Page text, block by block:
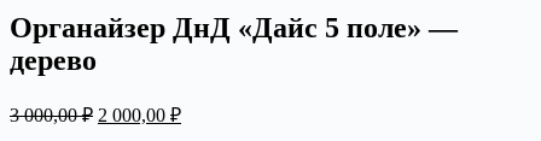
Органайзер ДнД «Дайс 5 поле» —
дерево
3 000,00₽ Первоначальная
2 000,00 ₽Текущая